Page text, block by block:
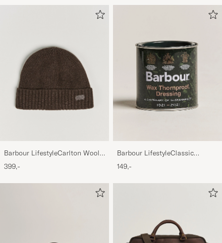
Barbour LifestyleCarlton Wool
BeanieMid Brown
399,-
Barbour LifestyleClassic
Thornproof Dressing
149,-